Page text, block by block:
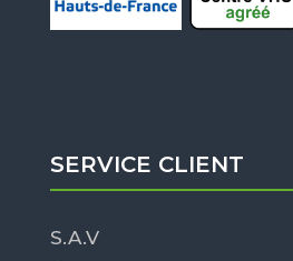
SERVICE CLIENT
S.A.V